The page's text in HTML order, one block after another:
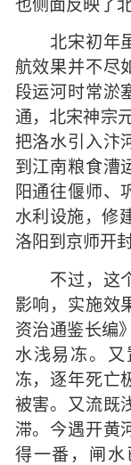
也侧面反映了
北宋初年虽
航效果并不尽
段运河时常淤
通，北宋神宗
把洛水引入汴
到江南粮食漕
阳通往偃师、
水利设施，修
洛阳到京师开
不过，这个
影响，实施效
资治通鉴长编
水浅易冻。
冻，逐年死亡
被害。又流既
滞。今遇开黄
得一番，闸